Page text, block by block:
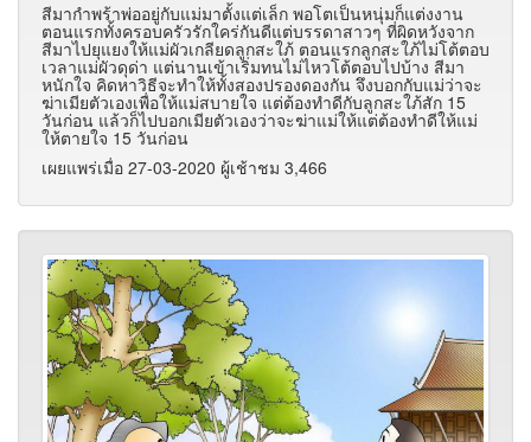
สีมากำพร้าพ่ออยู่กับแม่มาตั้งแต่เล็ก พอโตเป็นหนุ่มก็แต่งงาน
ตอนแรกทั้งครอบครัวรักใคร่กันดีแต่บรรดาสาวๆ ที่ผิดหวังจาก
สีมาไปยุแยงให้แม่ผัวเกลียดลูกสะใภ้ ตอนแรกลูกสะใภ้ไม่โต้ตอบ
เวลาแม่ผัวดุด่า แต่นานเข้าเริ่มทนไม่ไหวโต้ตอบไปบ้าง สีมา
หนักใจ คิดหาวิธีจะทำให้ทั้งสองปรองดองกัน จึงบอกกับแม่ว่าจะ
ฆ่าเมียตัวเองเพื่อให้แม่สบายใจ แต่ต้องทำดีกับลูกสะใภ้สัก 15
วันก่อน แล้วก็ไปบอกเมียตัวเองว่าจะฆ่าแม่ให้แต่ต้องทำดีให้แม่
ให้ตายใจ 15 วันก่อน
เผยแพร่เมื่อ 27-03-2020 ผู้เช้าชม 3,466